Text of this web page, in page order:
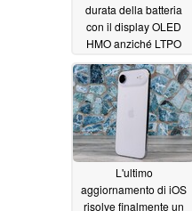
durata della batteria
con il display OLED
HMO anziché LTPO
06/04/2026
L'ultimo
aggiornamento di iOS
risolve finalmente un